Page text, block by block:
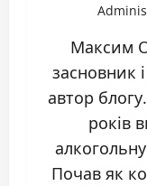
Максим
засновник
автор
років
Почав як